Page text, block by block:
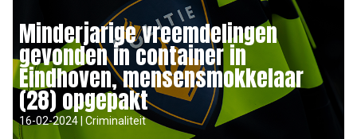
Minderjarige vreemdelingen
gevonden in container in
Eindhoven, mensensmokkelaar
(28) opgepakt
16-02-2024 | Criminaliteit